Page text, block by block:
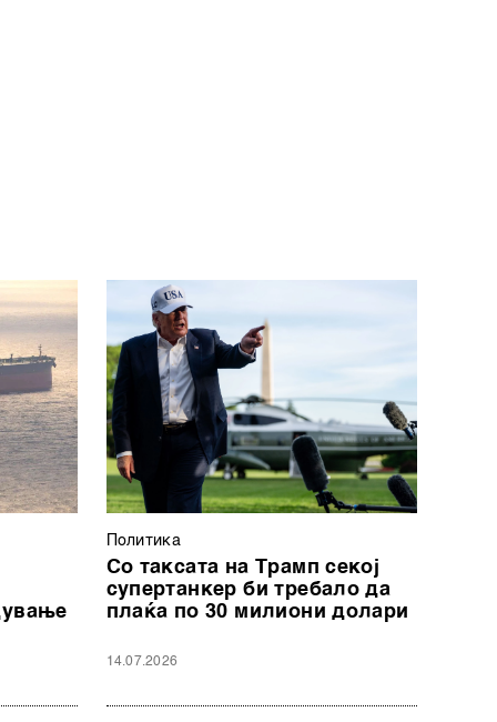
Политика
Со таксата на Трамп секој
супертанкер би требало да
плаќа по 30 милиони долари
14.07.2026